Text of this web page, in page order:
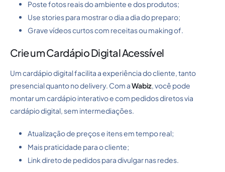
Poste fotos reais do ambiente e dos produtos;
Use stories para mostrar o dia a dia do preparo;
Grave vídeos curtos com receitas ou making of.
Crie um Cardápio Digital Acessível
Um cardápio digital facilita a experiência do cliente, tanto
presencial quanto no delivery. Com aWabiz, você pode
montar um cardápio interativo e com pedidos diretos via
cardápio digital, sem intermediações.
Atualização de preços e itens em tempo real;
Mais praticidade para o cliente;
Link direto de pedidos para divulgar nas redes.